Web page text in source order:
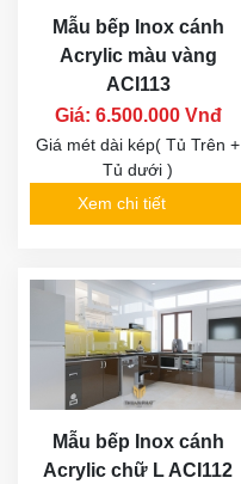
Mẫu bếp Inox cánh
Acrylic màu vàng
ACI113
Giá: 6.500.000 Vnđ
Giá mét dài kép( Tủ Trên +
Tủ dưới )
Xem chi tiết
Mẫu bếp Inox cánh
Acrylic chữ L ACI112